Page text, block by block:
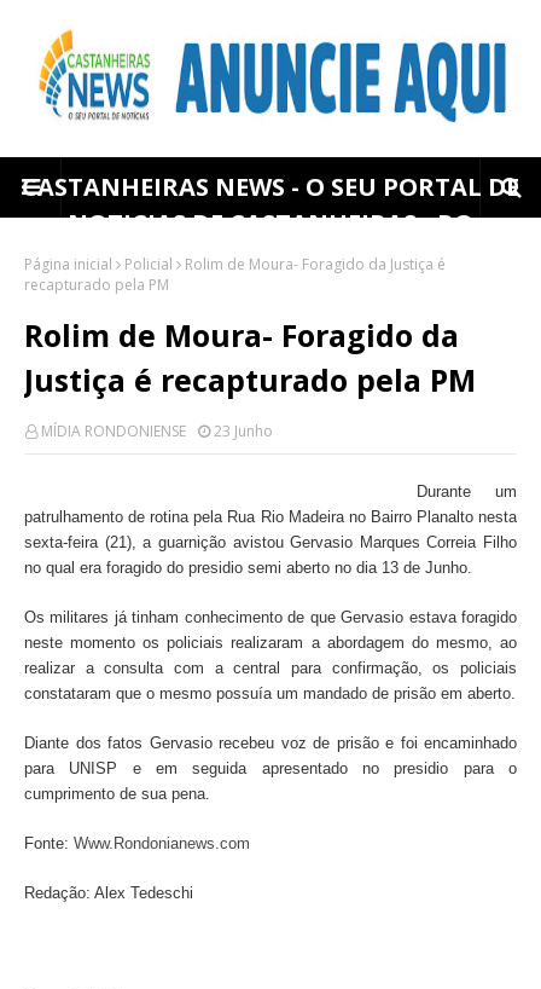
CASTANHEIRAS NEWS - O SEU PORTAL DE
NOTICIAS DE CASTANHEIRAS - RO
Página inicial Policial
Rolim de Moura- Foragido da Justiça é
recapturado pela PM
Rolim de Moura- Foragido da
Justiça é recapturado pela PM
MÍDIA RONDONIENSE 23 Junho
Durante um
patrulhamento de rotina pela Rua Rio Madeira no Bairro Planalto nesta
sexta-feira (21), a guarnição avistou Gervasio Marques Correia Filho
no qual era foragido do presidio semi aberto no dia 13 de Junho.
Os militares já tinham conhecimento de que Gervasio estava foragido
neste momento os policiais realizaram a abordagem do mesmo, ao
realizar a consulta com a central para confirmação, os policiais
constataram que o mesmo possuía um mandado de prisão em aberto.
Diante dos fatos Gervasio recebeu voz de prisão e foi encaminhado
para UNISP e em seguida apresentado no presidio para o
cumprimento de sua pena.
Fonte: Www.Rondonianews.com
Redação: Alex Tedeschi